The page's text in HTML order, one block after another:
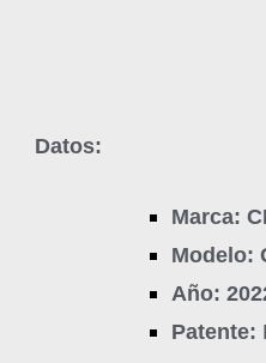
Datos:
Marca:
Modelo:
Año:
Patente: